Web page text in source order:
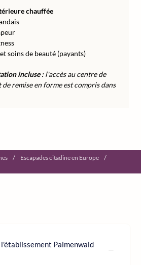
chauffée
soins de beauté (payants)
incluse :l'accès au centre de
remise en forme est compris dans
/ Escapades citadine en Europe /
Palmenwald